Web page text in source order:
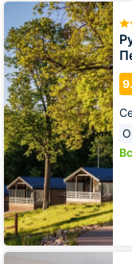
Русские
Сезоны
Комфорт
Отель
Пересвет
Спа-